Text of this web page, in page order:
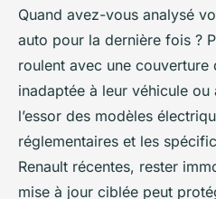
Comment
Renault qui
Nora•27/05/2026 20:17•9 min
Quand avez-vous analysé
auto pour la dernière fois ?
roulent avec une couverture
inadaptée à leur véhicule
l’essor des modèles
réglementaires et les
Renault récentes, rester
mise à jour ciblée peut